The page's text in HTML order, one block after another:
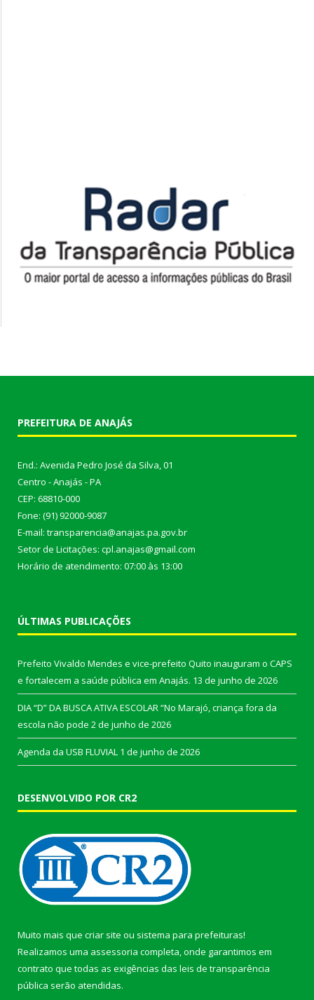
PREFEITURA DE ANAJÁS
End.: Avenida Pedro José da Silva, 01
Centro - Anajás - PA
CEP: 68810-000
Fone: (91) 92000-9087
E-mail: transparencia@anajas.pa.gov.br
Setor de Licitações: cpl.anajas@gmail.com
Horário de atendimento: 07:00 às 13:00
ÚLTIMAS PUBLICAÇÕES
Prefeito Vivaldo Mendes e vice-prefeito Quito inauguram o CAPS
e fortalecem a saúde pública em Anajás. 13 de junho de 2026
DIA “D” DA BUSCA ATIVA ESCOLAR “No Marajó, criança fora da
escola não pode 2 de junho de 2026
Agenda da USB FLUVIAL 1 de junho de 2026
DESENVOLVIDO POR CR2
Muito mais que criar site ou sistema para prefeituras!
Realizamos uma assessoria completa, onde garantimos em
contrato que todas as exigências das leis de transparência
pública serão atendidas.